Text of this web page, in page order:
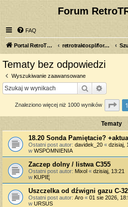
Forum
FAQ
Portal RetroTRAKTOR.pl retrotraktor.pl/forum
Tematy bez odpowiedzi
Wyszukiwanie zaawansowane
Szukaj
Znaleziono więcej niż 1000 wyników 1
Tematy
18.20 Sonda Pamiętacie?
Ostatni post autor: davidek_20 « dzisiaj,
w WSPOMNIENIA
Zaczep dolny / listwa C355
Ostatni post autor: Mixol « dzisiaj, 13:21
w KUPIĘ
Uszczelka od dźwigni gazu C-
Ostatni post autor: Aro « 01 sie 2026,
w URSUS